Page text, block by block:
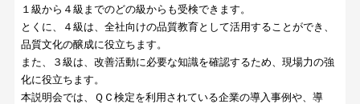
１級から４級までのどの級からも受検できます。
とくに、４級は、全社向けの品質教育として活用することができ、
品質文化の醸成に役立ちます。
また、３級は、改善活動に必要な知識を確認するため、現場力の強
化に役立ちます。
本説明会では、ＱＣ検定を利用されている企業の導入事例や、導